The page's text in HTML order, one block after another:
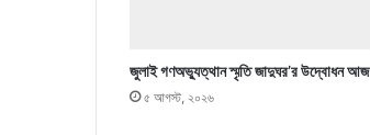
জুলাই গণঅভ্যুত্থান স্মৃতি জাদুঘর’র উদ্বোধন আজ
৫ আগস্ট, ২০২৬